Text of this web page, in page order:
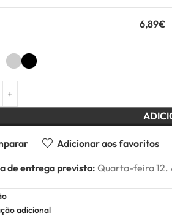
6,89€
Adicionar aos favoritos
de entrega prevista: Quarta-feira 12.
adicional